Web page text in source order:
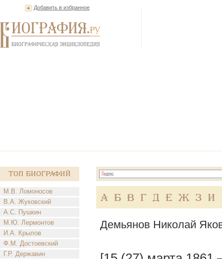
Добавить в избранное
Топ Биографий
М.В. Ломоносов
В.А. Жуковский
А.С. Пушкин
М.Ю. Лермонтов
И.А. Крылов
Ф.М. Достоевский
Г.Р. Державин
А Б В Г Д Е Ж З И
Демьянов Николай